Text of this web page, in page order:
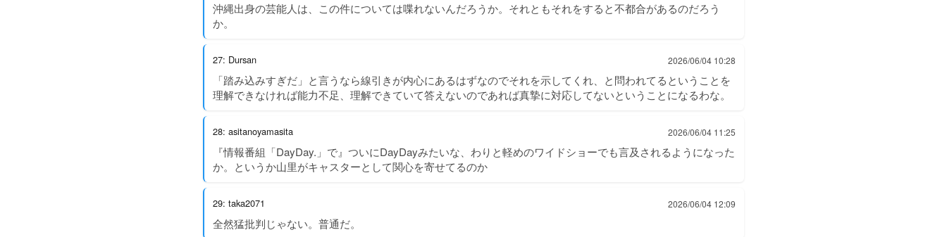
沖縄出身の芸能人は、この件については喋れないんだろうか。それともそれをすると不都合があるのだろう
か。
27: Dursan 2026/06/04 10:28
「踏み込みすぎだ」と言うなら線引きが内心にあるはずなのでそれを示してくれ、と問われてるということを
理解できなければ能力不足、理解できていて答えないのであれば真摯に対応してないということになるわな。
28: asitanoyamasita 2026/06/04 11:25
『情報番組「DayDay.」で』ついにDayDayみたいな、わりと軽めのワイドショーでも言及されるようになった
か。というか山里がキャスターとして関心を寄せてるのか
29: taka2071 2026/06/04 12:09
全然猛批判じゃない。普通だ。